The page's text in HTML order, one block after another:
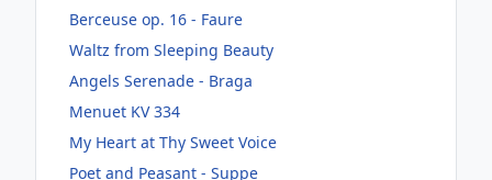
Berceuse op. 16 - Faure
Waltz from Sleeping Beauty
Angels Serenade - Braga
Menuet KV 334
My Heart at Thy Sweet Voice
Poet and Peasant - Suppe